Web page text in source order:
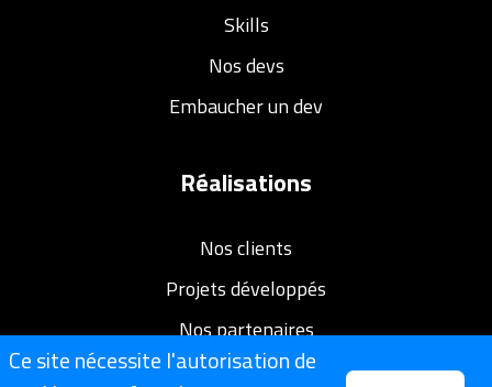
Ce site nécessite l'autorisation de
Skills
Nos devs
Embaucher un dev
Réalisations
Nos clients
Projets développés
Nos partenaires